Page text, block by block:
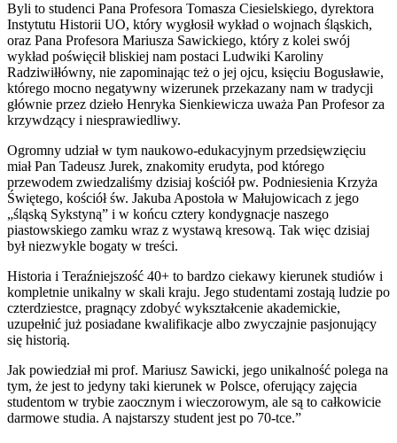
Byli to studenci Pana Profesora Tomasza Ciesielskiego, dyrektora
Instytutu Historii UO, który wygłosił wykład o wojnach śląskich,
oraz Pana Profesora Mariusza Sawickiego, który z kolei swój
wykład poświęcił bliskiej nam postaci Ludwiki Karoliny
Radziwiłłówny, nie zapominając też o jej ojcu, księciu Bogusławie,
którego mocno negatywny wizerunek przekazany nam w tradycji
głównie przez dzieło Henryka Sienkiewicza uważa Pan Profesor za
krzywdzący i niesprawiedliwy.
Ogromny udział w tym naukowo-edukacyjnym przedsięwzięciu
miał Pan Tadeusz Jurek, znakomity erudyta, pod którego
przewodem zwiedzaliśmy dzisiaj kościół pw. Podniesienia Krzyża
Świętego, kościół św. Jakuba Apostoła w Małujowicach z jego
„śląską Sykstyną” i w końcu cztery kondygnacje naszego
piastowskiego zamku wraz z wystawą kresową. Tak więc dzisiaj
był niezwykle bogaty w treści.
Historia i Teraźniejszość 40+ to bardzo ciekawy kierunek studiów i
kompletnie unikalny w skali kraju. Jego studentami zostają ludzie po
czterdziestce, pragnący zdobyć wykształcenie akademickie,
uzupełnić już posiadane kwalifikacje albo zwyczajnie pasjonujący
się historią.
Jak powiedział mi prof. Mariusz Sawicki, jego unikalność polega na
tym, że jest to jedyny taki kierunek w Polsce, oferujący zajęcia
studentom w trybie zaocznym i wieczorowym, ale są to całkowicie
darmowe studia. A najstarszy student jest po 70-tce.”